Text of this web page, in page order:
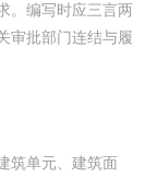
。编写时应三言两
审批部门连结与履
筑单元、建筑面